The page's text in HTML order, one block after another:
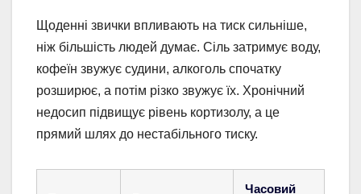
Щоденні звички впливають на тиск сильніше,
ніж більшість людей думає. Сіль затримує воду,
кофеїн звужує судини, алкоголь спочатку
розширює, а потім різко звужує їх. Хронічний
недосип підвищує рівень кортизолу, а це
прямий шлях до нестабільного тиску.
Часовий